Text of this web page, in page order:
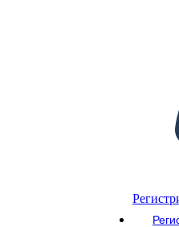
Копирайте
ПУСКАНЕ